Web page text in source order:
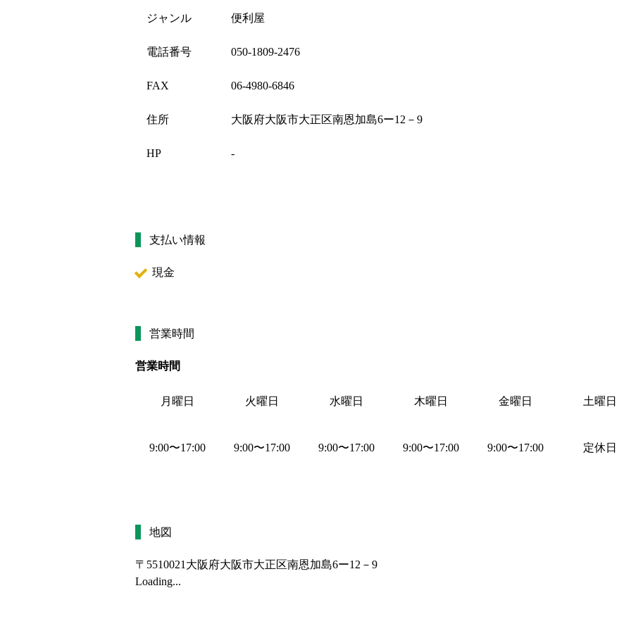
ジャンル 便利屋
電話番号 050-1809-2476
FAX 06-4980-6846
住所 大阪府大阪市大正区南恩加島6ー12－9
HP -
支払い情報
現金
営業時間
営業時間
月曜日 火曜日 水曜日 木曜日 金曜日 土曜日
9:00〜17:00 9:00〜17:00 9:00〜17:00 9:00〜17:00 9:00〜17:00 定休日
地図
〒5510021 大阪府大阪市大正区南恩加島6ー12－9
Loading...